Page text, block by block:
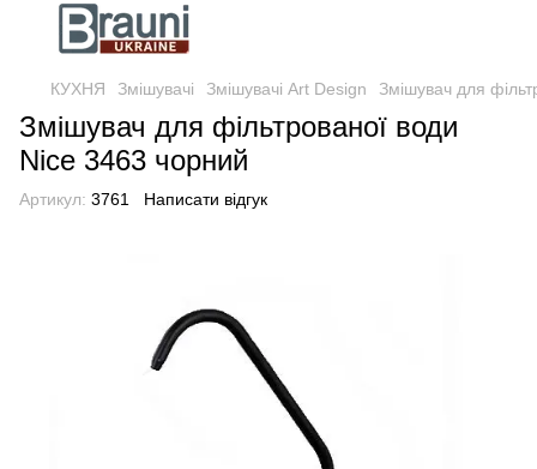
КУХНЯ Змішувачі Змішувачі Art Design Змішувач для
Змішувач для фільтрованої води
Nice 3463 чорний
Артикул: 3761 Написати відгук